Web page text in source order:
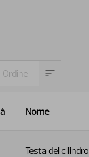
Nome
Testa del cilindro